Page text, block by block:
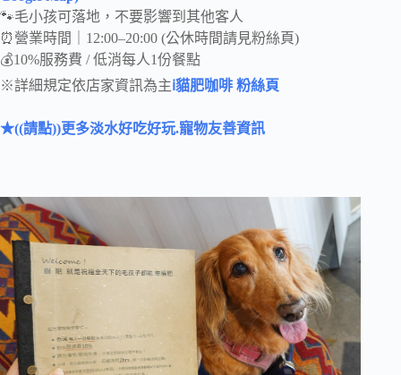
🐾毛小孩可落地，不要影響到其他客人
⏰營業時間｜12:00–20:00 (公休時間請見粉絲頁)
💰10%服務費 / 低消每人1份餐點
※詳細規定依店家資訊為主ℹ貓肥咖啡 粉絲頁
★((請點))更多淡水好吃好玩.寵物友善資訊